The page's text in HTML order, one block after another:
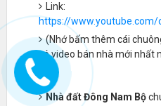
Link:
https://www.youtube.com/
(Nhớ bấm thêm cái
có video bán nhà mới nhất
-----
Nhà đất Đông Nam Bộ